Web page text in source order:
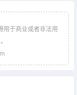
用于商业或者非法用